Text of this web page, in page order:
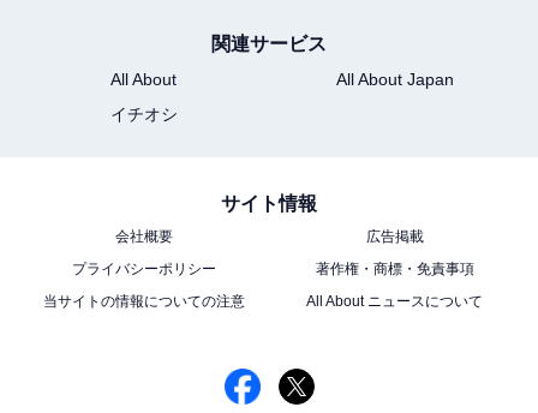
人ランキング！ 2位「ラウール」、1位は？
1
関連サービス
All About
All About Japan
イチオシ
サイト情報
会社概要
広告掲載
プライバシーポリシー
著作権・商標・免責事項
当サイトの情報についての注意
All About ニュースについて